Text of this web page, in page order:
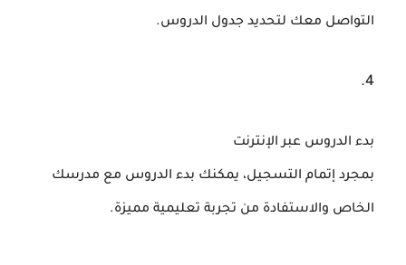
التواصل معك لتحديد جدول الدروس.
بدء الدروس عبر الإنترنت
بمجرد إتمام التسجيل، يمكنك بدء الدروس مع مدرسك
الخاص والاستفادة من تجربة تعليمية مميزة.